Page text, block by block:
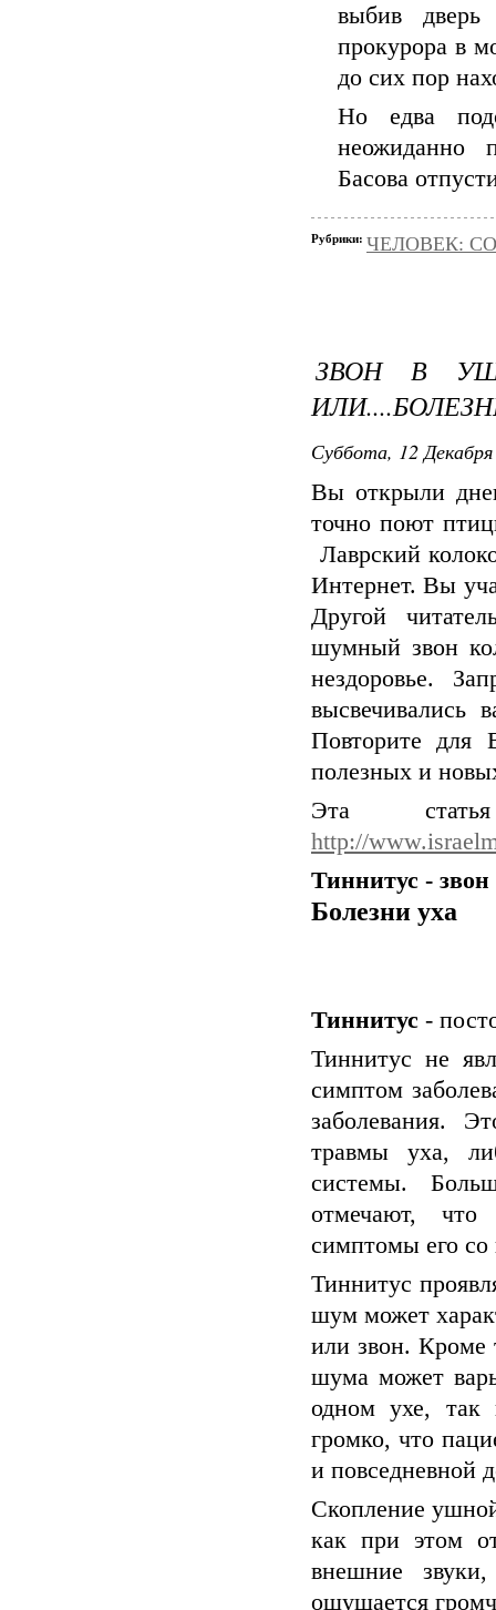
выбив дверь
прокурора в
до сих пор
Но едва
неожиданно
Басова
Рубрики: ЧЕЛОВЕК:
ЗВОН В
Суббота, 12
Вы открыли
точно поют
Лаврский
Интернет. Вы
Другой
шумный звон
нездоровье.
Повторите для
полезных и
Эта
http://
Тиннитус -
Болезни уха
Тиннитус -
Тиннитус не
симптом
заболевания.
травмы уха,
системы.
отмечают,
симптомы его
Тиннитус
шум может
или звон. Кроме
шума может
одном ухе,
громко, что
и повседневной
Скопление
как при этом
внешние
ощущается